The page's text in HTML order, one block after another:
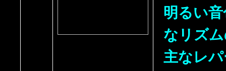
明るい
なリズ
主なレ